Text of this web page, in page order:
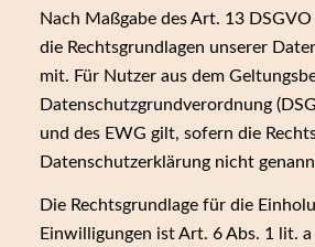
Nach Maßgabe des Art. 13
die Rechtsgrundlagen unserer
mit. Für Nutzer aus dem
Datenschutzgrundverordnung
und des EWG gilt, sofern die
Datenschutzerklärung nicht
Die Rechtsgrundlage für die
Einwilligungen ist Art. 6 Abs. 1 lit.